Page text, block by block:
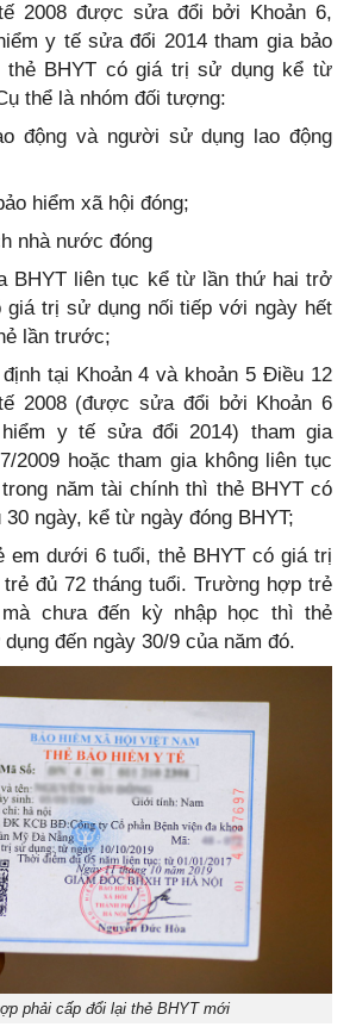
2008 được sửa đổi bởi Khoản 6,
y tế sửa đổi 2014 tham gia bảo
thẻ BHYT có giá trị sử dụng kể từ
thể là nhóm đối tượng:
động và người sử dụng lao động
hiểm xã hội đóng;
nhà nước đóng
BHYT liên tục kể từ lần thứ hai trở
giá trị sử dụng nối tiếp với ngày hết
lần trước;
tại Khoản 4 và khoản 5 Điều 12
2008 (được sửa đổi bởi Khoản 6
y tế sửa đổi 2014) tham gia
2009 hoặc tham gia không liên tục
năm tài chính thì thẻ BHYT có
ngày, kể từ ngày đóng BHYT;
em dưới 6 tuổi, thẻ BHYT có giá trị
đủ 72 tháng tuổi. Trường hợp trẻ
chưa đến kỳ nhập học thì thẻ
đến ngày 30/9 của năm đó.
phải cấp đổi lại thẻ BHYT mới